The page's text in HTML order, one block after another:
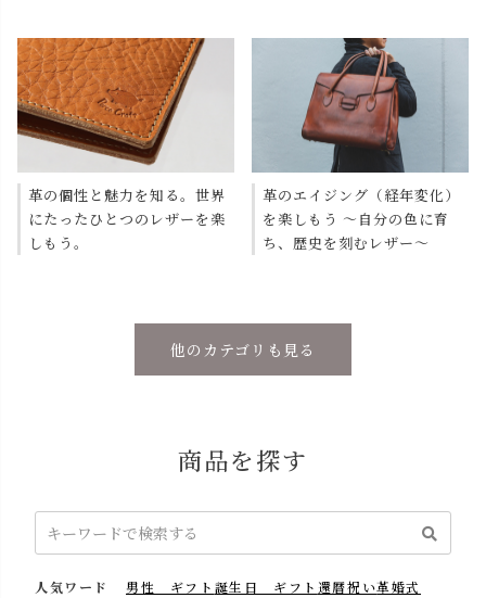
革の個性と魅力を知る。世界
にたったひとつのレザーを楽
しもう。
革のエイジング（経年変化）
を楽しもう 〜自分の色に育
ち、歴史を刻むレザー〜
他のカテゴリも見る
商品を探す
人気ワード 男性 ギフト 誕生日 ギフト 還暦祝い革婚式